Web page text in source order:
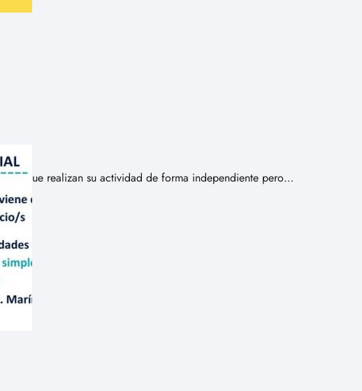
que realizan su actividad de forma independiente pero…